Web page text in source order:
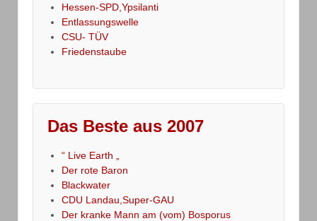
Hessen-SPD,Ypsilanti
Entlassungswelle
CSU- TÜV
Friedenstaube
Das Beste aus 2007
“ Live Earth „
Der rote Baron
Blackwater
CDU Landau,Super-GAU
Der kranke Mann am (vom) Bosporus